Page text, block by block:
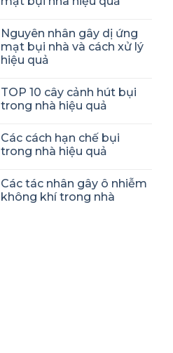
Nguyên nhân gây dị ứng
mạt bụi nhà và cách xử lý
hiệu quả
TOP 10 cây cảnh hút bụi
trong nhà hiệu quả
Các cách hạn chế bụi
trong nhà hiệu quả
Các tác nhân gây ô nhiễm
không khí trong nhà